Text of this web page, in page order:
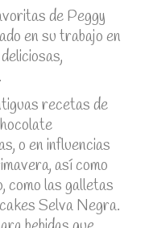
de Peggy
en su trabajo en
recetas de
o en influencias
así como
como las galletas
Selva Negra.